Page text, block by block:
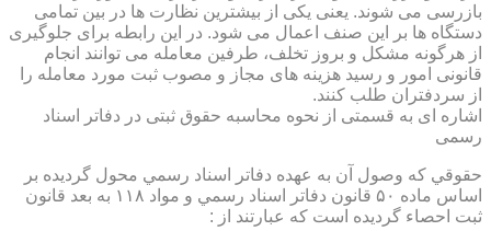
بازرسی می شوند. یعنی یکی از بیشترین نظارت ها در بین تمامی
دستگاه ها بر این صنف اعمال می شود. در این رابطه برای جلوگیری
از هرگونه مشکل و بروز تخلف، طرفین معامله می توانند انجام
قانونی امور و رسید هزینه های مجاز و مصوب ثبت مورد معامله را
از سردفتران طلب کنند.
اشاره ای به قسمتی از نحوه محاسبه حقوق ثبتی در دفاتر اسناد
رسمی
حقوقي كه وصول آن به عهده دفاتر اسناد رسمي محول گرديده بر
اساس ماده ۵۰ قانون دفاتر اسناد رسمي و مواد ۱۱۸ به بعد قانون
ثبت احصاء گرديده است كه عبارتند از :